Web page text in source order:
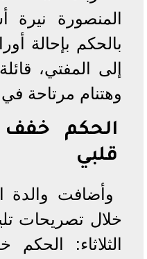
المنصورة
بالحكم بإحالة
إلى المفتي،
وهتنام مرتاحة في
الحكم خفف
قلبي
وأضافت والدة
خلال تصريحات
الثلاثاء: